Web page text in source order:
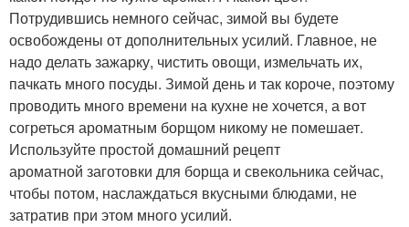
Потрудившись немного сейчас, зимой вы будете
освобождены от дополнительных усилий. Главное, не
надо делать зажарку, чистить овощи, измельчать их,
пачкать много посуды. Зимой день и так короче, поэтому
проводить много времени на кухне не хочется, а вот
согреться ароматным борщом никому не помешает.
Используйте простой домашний рецепт
ароматной заготовки для борща и свекольника сейчас,
чтобы потом, наслаждаться вкусными блюдами, не
затратив при этом много усилий.